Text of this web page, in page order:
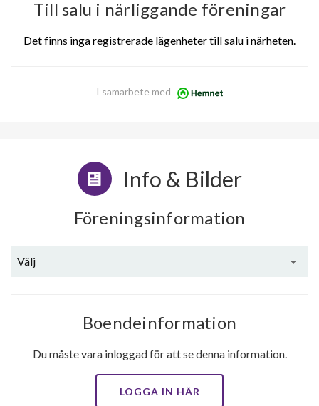
Till salu i närliggande föreningar
Det finns inga registrerade lägenheter till salu i närheten.
I samarbete med
Info & Bilder
Föreningsinformation
Välj
Boendeinformation
Du måste vara inloggad för att se denna information.
LOGGA IN HÄR